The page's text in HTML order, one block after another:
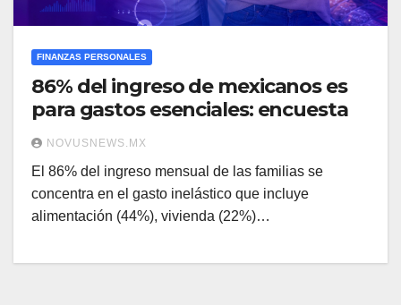
FINANZAS PERSONALES
86% del ingreso de mexicanos es
para gastos esenciales: encuesta
NOVUSNEWS.MX
El 86% del ingreso mensual de las familias se
concentra en el gasto inelástico que incluye
alimentación (44%), vivienda (22%)…